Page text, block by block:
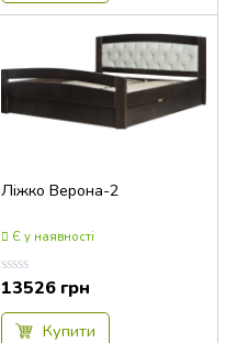
Ліжко Верона-2
Є у наявності
Оцінка
0.00
з
13526 грн
Купити